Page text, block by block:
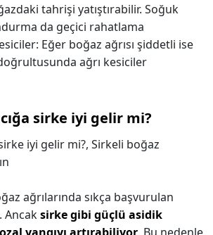
tahrişi yatıştırabilir. Soğuk
da geçici rahatlama
Eğer boğaz ağrısı şiddetli ise
ağrı kesiciler
sirke iyi gelir mi?
iyi gelir mi?, Sirkeli boğaz
ağrılarında sıkça başvurulan
Ancaksirke gibi güçlü asidik